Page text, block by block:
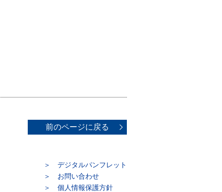
前のページに戻る
デジタルパンフレット
お問い合わせ
個人情報保護方針